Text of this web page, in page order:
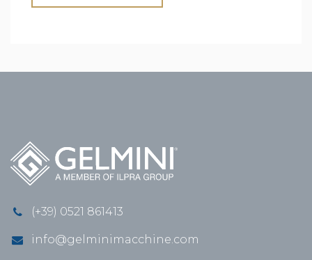
(+39) 0521 861413
info@gelminimacchine.com